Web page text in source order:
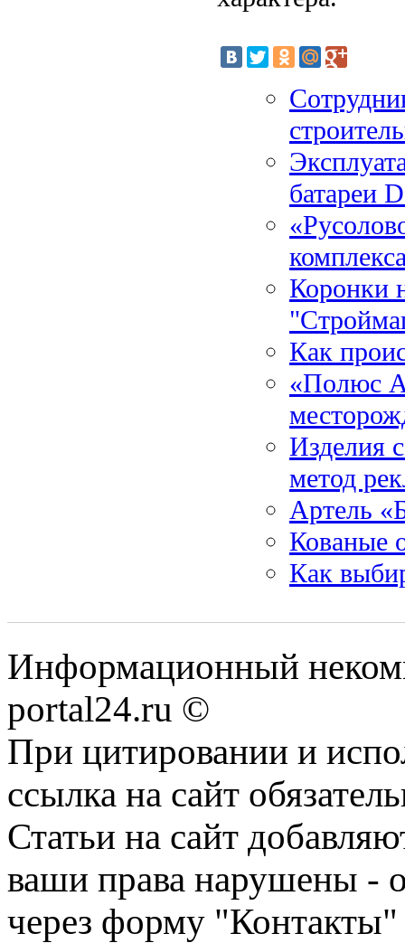
батареи
Коронки
Как
«Полюс
Изделия
метод
Артель
Кованые
Как
Информационный
portal24.ru ©
При цитировании и
ссылка на сайт
Статьи на сайт
ваши права нарушены -
через форму "Контакты"